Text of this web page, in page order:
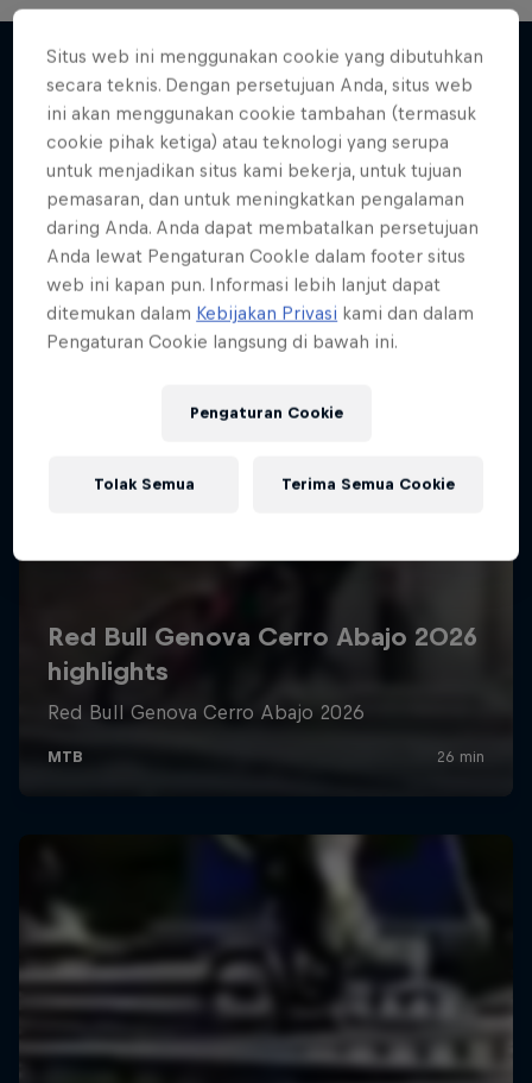
Lebih banyak seperti ini
Situs web ini menggunakan cookie yang dibutuhkan
secara teknis. Dengan persetujuan Anda, situs web
ini akan menggunakan cookie tambahan (termasuk
cookie pihak ketiga) atau teknologi yang serupa
untuk menjadikan situs kami bekerja, untuk tujuan
pemasaran, dan untuk meningkatkan pengalaman
daring Anda. Anda dapat membatalkan persetujuan
Anda lewat Pengaturan CookIe dalam footer situs
web ini kapan pun. Informasi lebih lanjut dapat
ditemukan dalam Kebijakan Privasi kami dan dalam
Pengaturan Cookie langsung di bawah ini.
Pengaturan Cookie
Tolak Semua Terima Semua Cookie